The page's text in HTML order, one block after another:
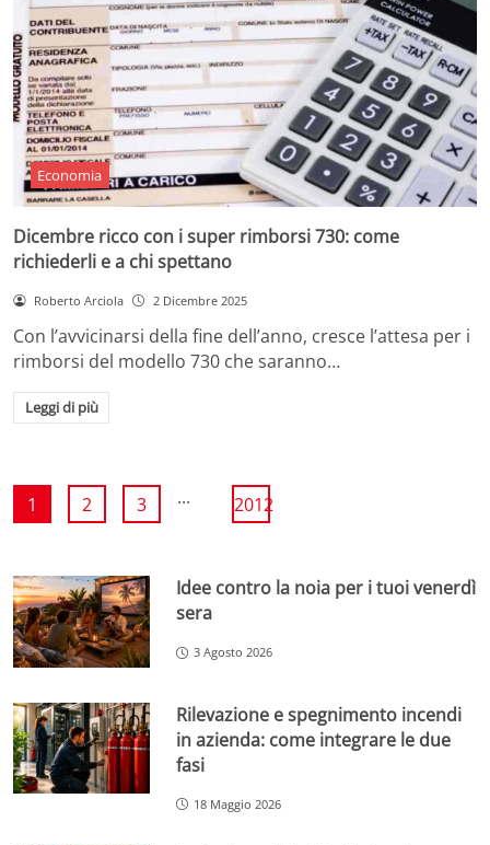
Economia
Dicembre ricco con i super rimborsi 730: come
richiederli e a chi spettano
Roberto Arciola 2 Dicembre 2025
Con l’avvicinarsi della fine dell’anno, cresce l’attesa per i
rimborsi del modello 730 che saranno…
Leggi di più
1 2 3 ... 2012
Idee contro la noia per i tuoi venerdì
sera
3 Agosto 2026
Rilevazione e spegnimento incendi
in azienda: come integrare le due
fasi
18 Maggio 2026